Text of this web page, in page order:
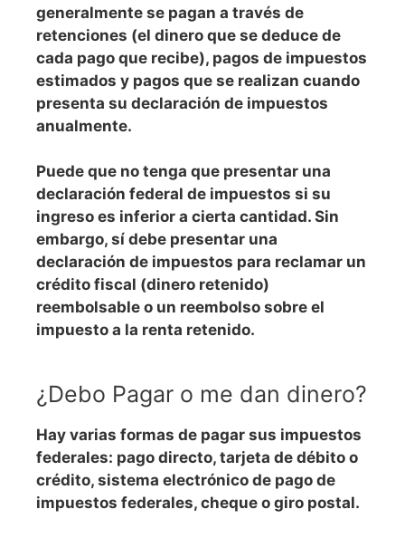
generalmente se pagan a través de
retenciones (el dinero que se deduce de
cada pago que recibe), pagos de impuestos
estimados y pagos que se realizan cuando
presenta su declaración de impuestos
anualmente.
Puede que no tenga que presentar una
declaración federal de impuestos si su
ingreso es inferior a cierta cantidad. Sin
embargo, sí debe presentar una
declaración de impuestos para reclamar un
crédito fiscal (dinero retenido)
reembolsable o un reembolso sobre el
impuesto a la renta retenido.
¿Debo Pagar o me dan dinero?
Hay varias formas de pagar sus impuestos
federales: pago directo, tarjeta de débito o
crédito, sistema electrónico de pago de
impuestos federales, cheque o giro postal.